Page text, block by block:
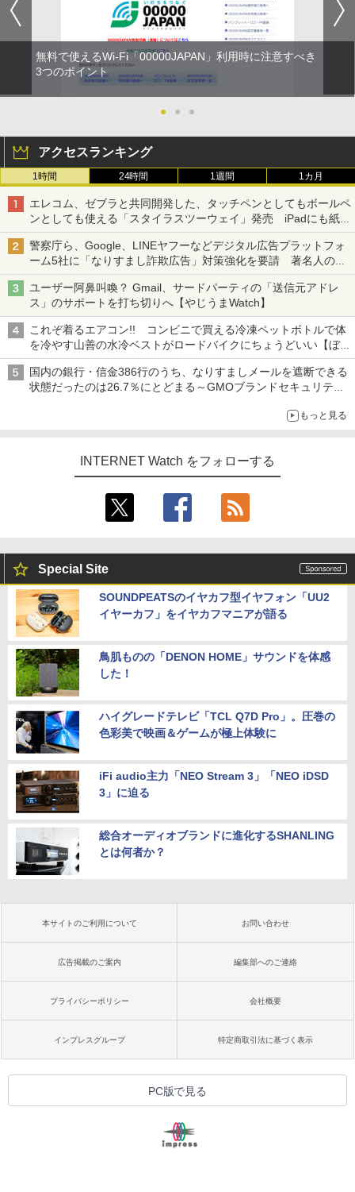
無料で使えるWi-Fi「00000JAPAN」利用時に注意すべき
3つのポイント
● ● ●
アクセスランキング
1時間 24時間 1週間 1カ月
エレコム、ゼブラと共同開発した、タッチペンとしてもボールペ
ンとしても使える「スタイラスツーウェイ」発売 iPadにも紙に
も、持ち替えずに書き込める
警察庁ら、Google、LINEヤフーなどデジタル広告プラットフォ
ーム5社に「なりすまし詐欺広告」対策強化を要請 著名人の写
真や映像を使った投資詐欺などへの対策として
ユーザー阿鼻叫喚？ Gmail、サードパーティの「送信元アドレ
ス」のサポートを打ち切りへ【やじうまWatch】
これぞ着るエアコン!! コンビニで買える冷凍ペットボトルで体
を冷やす山善の水冷ベストがロードバイクにちょうどいい【ぼっ
ち・ざ・ろーど！その14】【空いた時間でなにしてる？】
国内の銀行・信金386行のうち、なりすましメールを遮断できる
状態だったのは26.7％にとどまる～GMOブランドセキュリティ
もっと見る
INTERNET Watch をフォローする
Special Site
SOUNDPEATSのイヤカフ型イヤフォン「UU2
イヤーカフ」をイヤカフマニアが語る
鳥肌ものの「DENON HOME」サウンドを体感
した！
ハイグレードテレビ「TCL Q7D Pro」。圧巻の
色彩美で映画＆ゲームが極上体験に
iFi audio主力「NEO Stream 3」「NEO iDSD
3」に迫る
総合オーディオブランドに進化するSHANLING
とは何者か？
本サイトのご利用について お問い合わせ
広告掲載のご案内 編集部へのご連絡
プライバシーポリシー 会社概要
インプレスグループ 特定商取引法に基づく表示
PC版で見る